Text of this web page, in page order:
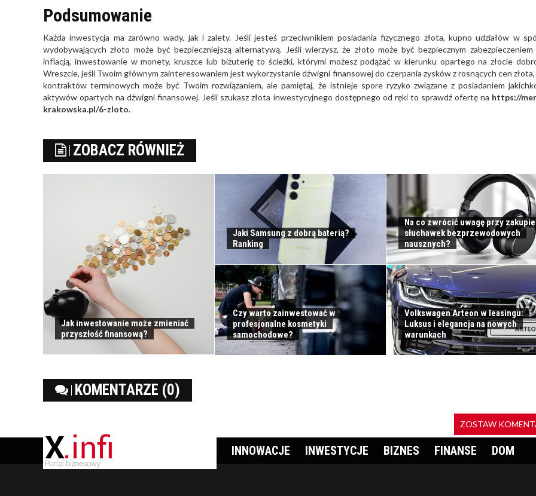
Podsumowanie
Każda inwestycja ma zarówno wady, jak i zalety. Jeśli jesteś przeciwnikiem posiadania fizycznego złota, kupno udziałów w
wydobywających złoto może być bezpieczniejszą alternatywą. Jeśli wierzysz, że złoto może być bezpiecznym zabezpieczeniem
inflacją, inwestowanie w monety, kruszce lub biżuterię to ścieżki, którymi możesz podążać w kierunku opartego na złocie
Wreszcie, jeśli Twoim głównym zainteresowaniem jest wykorzystanie dźwigni finansowej do czerpania zysków z rosnących cen
kontraktów terminowych może być Twoim rozwiązaniem, ale pamiętaj, że istnieje spore ryzyko związane z posiadaniem
aktywów opartych na dźwigni finansowej. Jeśli szukasz złota inwestycyjnego dostępnego od ręki to sprawdź ofertę na https://
krakowska.pl/6-zloto.
ZOBACZ RÓWNIEŻ
Jak inwestowanie może zmieniać
przyszłość finansową?
Jaki Samsung z dobrą baterią?
Ranking
Na co zwrócić uwagę przy zakupie
słuchawek bezprzewodowych
nausznych?
Czy warto zainwestować w
profesjonalne kosmetyki
samochodowe?
Volkswagen Arteon w leasingu:
Luksus i elegancja na nowych
warunkach
KOMENTARZE (0)
ZOSTAW
INNOWACJE INWESTYCJE BIZNES FINANSE DOM